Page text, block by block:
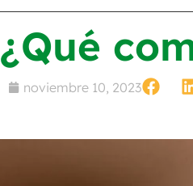
¿Qué
noviembre 10, 2023